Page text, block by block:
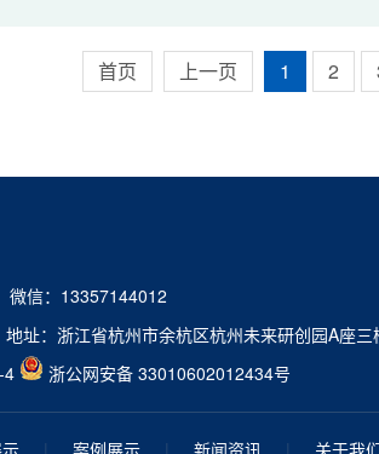
首页 上一页 1 2
：13357144012
址：浙江省杭州市余杭区杭州未来研创园A座三
4 浙公网安备 33010602012434号
| 案例展示 | 新闻资讯 | 关于我